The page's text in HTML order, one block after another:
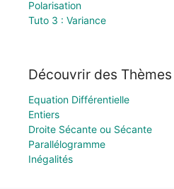
Polarisation
Tuto 3 : Variance
Découvrir des Thèmes
Equation Différentielle
Entiers
Droite Sécante ou Sécante
Parallélogramme
Inégalités